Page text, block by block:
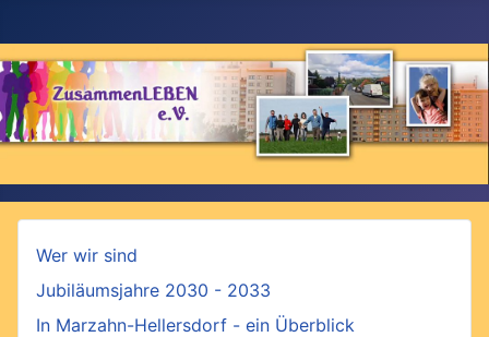
Wer wir sind
Jubiläumsjahre 2030 - 2033
In Marzahn-Hellersdorf - ein Überblick